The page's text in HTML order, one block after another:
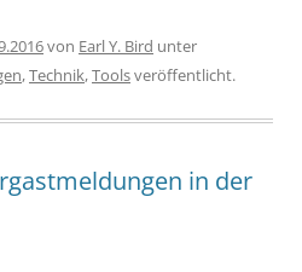
von Earl Y. Bird unter
,Technik,Toolsveröffentlicht.
in der